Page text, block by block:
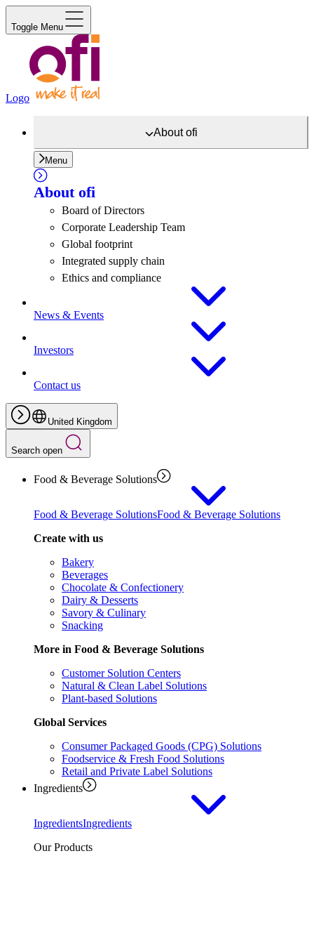
Toggle Menu
Logo
Aboutofi
Menu
About ofi
Board of Directors
Corporate Leadership Team
Global footprint
Integrated supply chain
Ethics and compliance
News & Events
Investors
Contact us
United Kingdom
Search open
Food & Beverage Solutions
Food & Beverage SolutionsFood & Beverage Solutions
Create with us
Bakery
Beverages
Chocolate & Confectionery
Dairy & Desserts
Savory & Culinary
Snacking
More in Food & Beverage Solutions
Customer Solution Centers
Natural & Clean Label Solutions
Plant-based Solutions
Global Services
Consumer Packaged Goods (CPG) Solutions
Foodservice & Fresh Food Solutions
Retail and Private Label Solutions
Ingredients
IngredientsIngredients
Our Products